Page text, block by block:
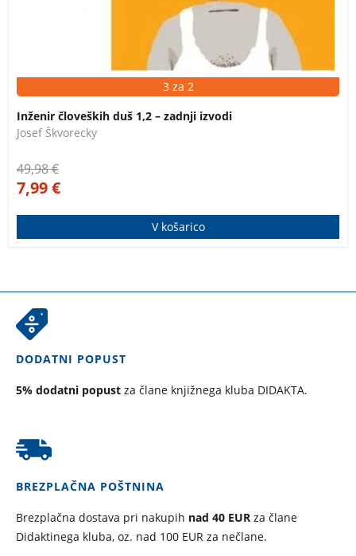
3 za 2
Inženir človeških duš 1,2 – zadnji izvodi
Josef Škvorecky
49,98€
7,99€
V košarico
DODATNI POPUST
5% dodatni popust za člane knjižnega kluba DIDAKTA.
BREZPLAČNA POŠTNINA
Brezplačna dostava pri nakupih nad 40 EUR za člane
Didaktinega kluba, oz. nad 100 EUR za nečlane.